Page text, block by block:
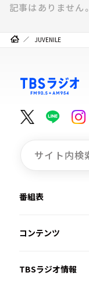
記事はありません。
JUVENILE
番組表
コンテンツ
TBSラジオ情報